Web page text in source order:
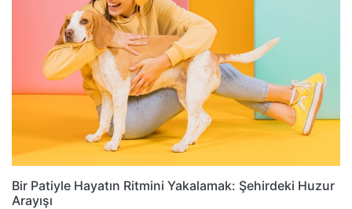
Bir Patiyle Hayatın Ritmini Yakalamak: Şehirdeki Huzur
Arayışı